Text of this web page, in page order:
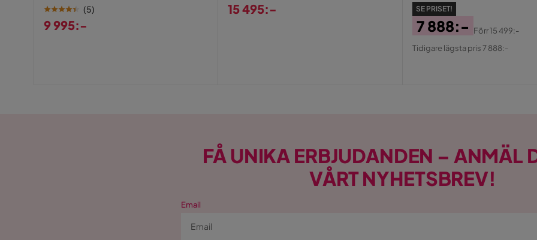
(5)
9 995:-
15 495:- SE PRISET!
Pris
7 888:-
Original
Förr15 499:-
Tidigare lägsta pris 7 888:-
FÅ UNIKA ERBJUDANDEN – ANMÄL
VÅRT NYHETSBREV!
Email